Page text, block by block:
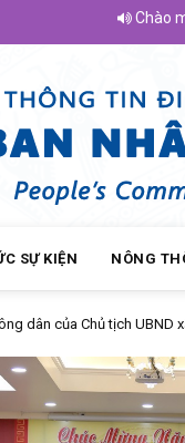
Chào mừng
SỰ KIỆN NÔNG
dân của Chủ tịch UBND